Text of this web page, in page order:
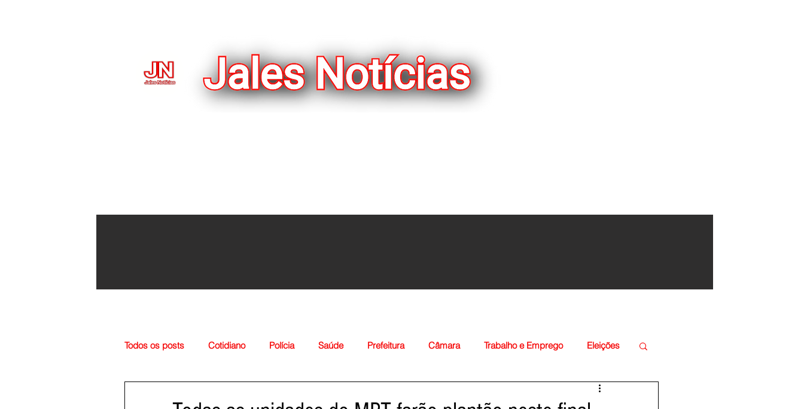
Todos os posts Cotidiano Polícia Saúde Prefeitura Câmara Trabalho e Emprego Eleições